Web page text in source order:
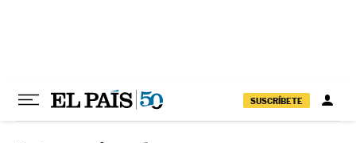
SUSCRÍBETE